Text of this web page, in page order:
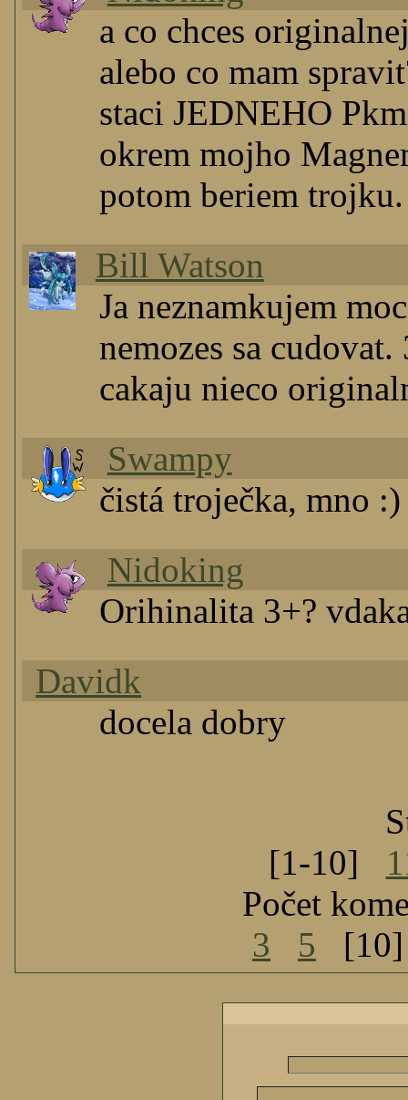
a co chces
alebo co mam
staci JEDNEHO
okrem mojho
potom beriem trojku.
Bill Watson
Ja neznamkujem
nemozes sa
cakaju nieco
Swampy
čistá troječka, mno :)
Nidoking
Orihinalita 3+?
Davidk
docela dobry
[1-10]
Počet
3
5